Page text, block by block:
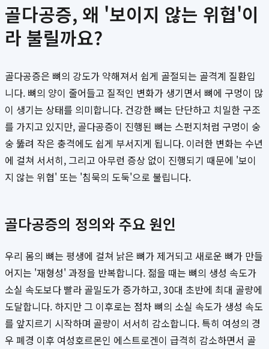
골다공증, 왜 '보이지 않는 위협'이
라 불릴까요?
골다공증은 뼈의 강도가 약해져서 쉽게 골절되는 골격계 질환입
니다. 뼈의 양이 줄어들고 질적인 변화가 생기면서 뼈에 구멍이 많
이 생기는 상태를 의미합니다. 건강한 뼈는 단단하고 치밀한 구조
를 가지고 있지만, 골다공증이 진행된 뼈는 스펀지처럼 구멍이 숭
숭 뚫려 작은 충격에도 쉽게 부서지게 됩니다. 이러한 변화는 수년
에 걸쳐 서서히, 그리고 아무런 증상 없이 진행되기 때문에 '보이
지 않는 위협' 또는 '침묵의 도둑'으로 불립니다.
골다공증의 정의와 주요 원인
우리 몸의 뼈는 평생에 걸쳐 낡은 뼈가 제거되고 새로운 뼈가 만들
어지는 '재형성' 과정을 반복합니다. 젊을 때는 뼈의 생성 속도가
소실 속도보다 빨라 골밀도가 증가하고, 30대 초반에 최대 골량에
도달합니다. 하지만 그 이후로는 점차 뼈의 소실 속도가 생성 속도
를 앞지르기 시작하며 골량이 서서히 감소합니다. 특히 여성의 경
우 폐경 이후 여성호르몬인 에스트로겐이 급격히 감소하면서 골